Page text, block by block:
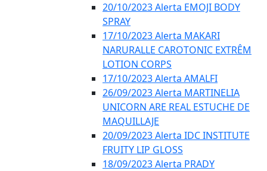
20/10/2023 Alerta EMOJI BODY
SPRAY
17/10/2023 Alerta MAKARI
NARURALLE CAROTONIC EXTRÊM
LOTION CORPS
17/10/2023 Alerta AMALFI
26/09/2023 Alerta MARTINELIA
UNICORN ARE REAL ESTUCHE DE
MAQUILLAJE
20/09/2023 Alerta IDC INSTITUTE
FRUITY LIP GLOSS
18/09/2023 Alerta PRADY